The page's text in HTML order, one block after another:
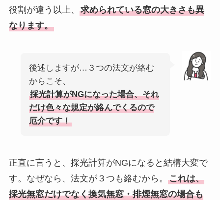
役割が違う以上、 求められている窓の大きさも異
なります。
後述しますが…３つの法文が絡む
からこそ、
採光計算がNGになった場合、それ
だけ色々な規定が絡んでくるので
厄介です！
正直に言うと、採光計算がNGになると結構大変で
す。なぜなら、法文が３つも絡むから。 これは、
採光無窓だけでなく換気無窓・排煙無窓の場合も